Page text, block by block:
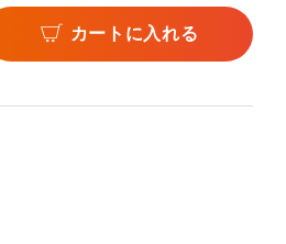
カートに入れる